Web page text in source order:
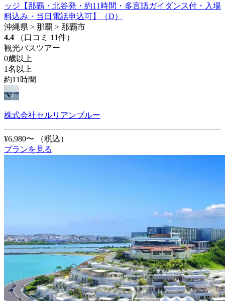
ッジ【那覇・北谷発・約11時間・多言語ガイダンス付・入場
料込み・当日電話申込可】（D）
沖縄県 > 那覇 > 那覇市
4.4
（口コミ 11件）
観光バスツアー
0歳以上
1名以上
約11時間
株式会社セルリアンブルー
¥6,980〜
（税込）
プランを見る